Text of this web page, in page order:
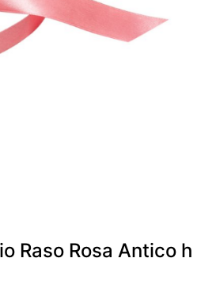
Raso Rosa Antico h